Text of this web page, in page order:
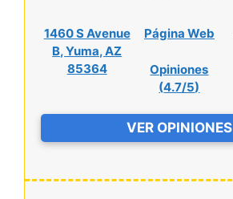
1460 S Avenue
B, Yuma, AZ
85364
Página Web
Opiniones
(4.7/5)
VER OPINIONES